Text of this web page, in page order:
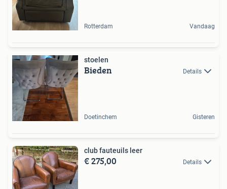
Rotterdam Vandaag
stoelen
Bieden Details
Doetinchem Gisteren
club fauteuils leer
€ 275,00 Details